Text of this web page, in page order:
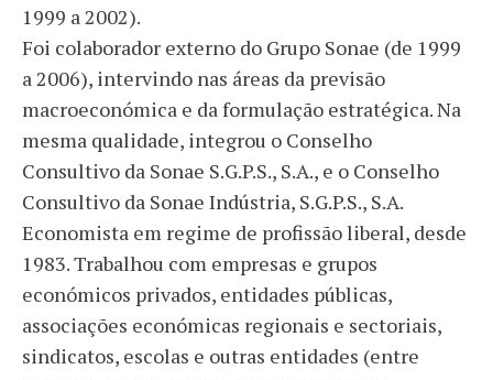
1999 a 2002).
Foi colaborador externo do Grupo Sonae (de 1999
a 2006), intervindo nas áreas da previsão
macroeconómica e da formulação estratégica. Na
mesma qualidade, integrou o Conselho
Consultivo da Sonae S.G.P.S., S.A., e o Conselho
Consultivo da Sonae Indústria, S.G.P.S., S.A.
Economista em regime de profissão liberal, desde
1983. Trabalhou com empresas e grupos
económicos privados, entidades públicas,
associações económicas regionais e sectoriais,
sindicatos, escolas e outras entidades (entre